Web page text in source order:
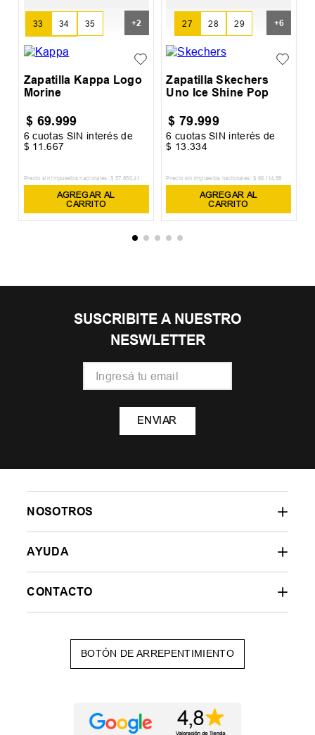
33 34 35
36 37
+2
Zapatilla Kappa Logo
Morine
$ 69.999
6 cuotas SIN interés de
$ 11.667
Precio sin impuestos nacionales: $ 57 .850,41
AGREGAR AL
CARRITO
27 28 29 +6
Zapatilla Skechers
Uno Ice Shine Pop
$ 79.999
6 cuotas SIN interés de
$ 13.334
Precio sin impuestos nacionales: $ 66.114,88
AGREGAR AL
CARRITO
SUSCRIBITE A NUESTRO
NESWLETTER
ENVIAR
NOSOTROS
AYUDA
CONTACTO
BOTÓN DE ARREPENTIMIENTO